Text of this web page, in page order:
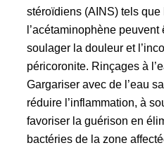
stéroïdiens (AINS) tels que
l’acétaminophène
soulager la douleur et
péricoronite. Rinçages à
Gargariser avec de l’eau
réduire l’inflammation, à
favoriser la guérison en
bactéries de la zone